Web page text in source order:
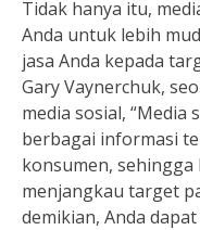
Tidak hanya itu,
Anda untuk lebih
jasa Anda kepada
Gary Vaynerchuk,
media sosial, “Media
berbagai informasi
konsumen,
menjangkau target
demikian, Anda